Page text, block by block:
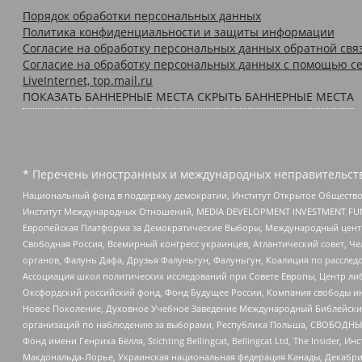
Порядок обработки персональных данных
Политика конфиденциальности и защиты информации
Согласие на обработку персональных данных обратной
Согласие на обработку персональных данных с помощью
LiveInternet, top.mail.ru
ПОКАЗАТЬ БАННЕРНЫЕ МЕСТА СКРЫТЬ БАННЕРНЫЕ МЕСТА
* Перечень иностранных и международных
Национальный фонд в поддержку демократии, Институт Открытое
Институт Международных Отношений, MEDIA DEVELOPMENT INVESTMENT
Европейская Платформа за Демократические Выборы, Международный
Свободная Россия, Всемирный конгресс украинцев, Атлантический совет,
органов, Фалунь Дафа, Друзья Фалуньгун, Фалуньгун, Коалиция по
Ассоциация школ политических исследований при Совете Европы, Центр
Оксфордский российский фонд, Фонд Будущее России, Компания свободы
Новое Поколение, Духовное Учебное Заведение Международный
организаций по наблюдению за выборами, Республика Польша,
Фонд имени Генриха Бёлля, Stichting Bellingcat, Bellingcat Ltd, The Insider,
Макдональда-Лорье, Украинская национальная федерация Канады,